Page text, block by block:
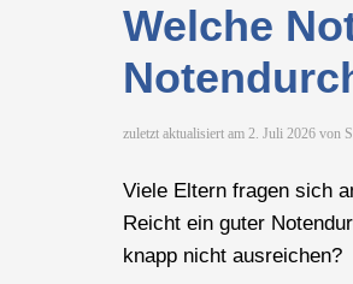
Welche
zuletzt aktualisiert am 2. Juli 2026 von
Viele Eltern fragen sich
Reicht ein guter
knapp nicht ausreichen?